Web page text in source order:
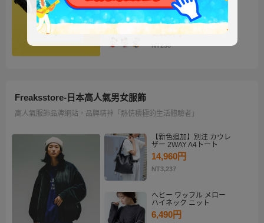
ディズニーキャラクター
シークレットストラップ
迎春コレクション
1,100円
NT238
Freaksstore-日本高人氣男女服飾
高人氣服飾品牌網站，品牌精神「熱情積極的生活體驗者」
【新色追加】別注 カウレ
ザー 2WAY A4トート
14,960円
NT3,237
ヘビー ワッフル メロー
ハイネック ニット
6,490円